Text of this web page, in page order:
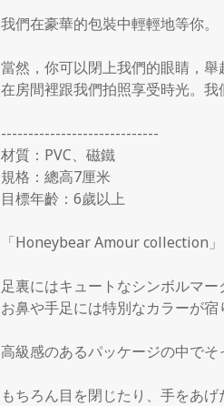
我們在豪華的包裝中輕輕地等你。
當然，你可以閉上我們的眼睛，舉
在房間裡跟我們拍照享受時光。
-----------------------------
材質： PVC、磁鐵
規格：總高7厘米
目標年齡： 6歲以上
「Honeybear Amour collection
足裏にはキュートなシンボルマー
お鼻や手足には特別なカラーが宿
高級感のあるパッケージの中でそ
もちろん目を閉じたり、手をあげ